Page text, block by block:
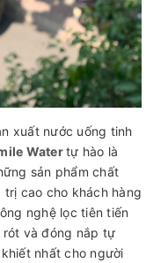
xuất nước uống tinh
Watertự hào là
sản phẩm chất
trị cao cho khách hàng
nghệ lọc tiên tiến
rót và đóng nắp tự
nhất cho người